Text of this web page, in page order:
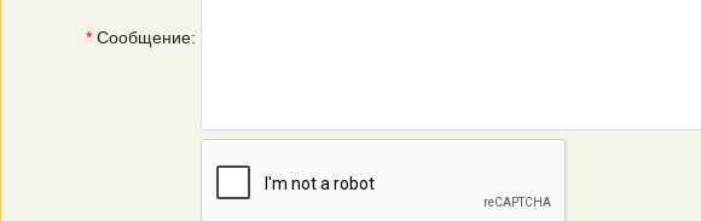
* Сообщение: